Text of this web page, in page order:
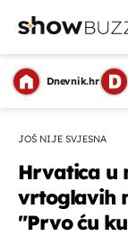
Dnevnik.hr
JOŠ NIJE SVJESNA
Hrvatica u
vrtoglavih
"Prvo ću